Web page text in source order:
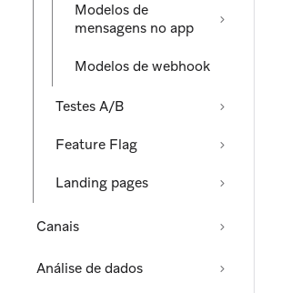
Modelos de
mensagens no app
Modelos de webhook
Testes A/B
Feature Flag
Landing pages
Canais
Análise de dados